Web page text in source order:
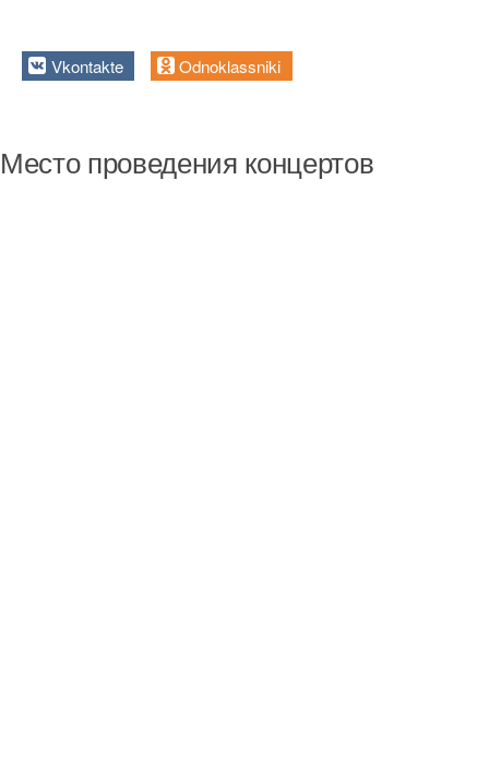
Vkontakte Odnoklassniki
Место проведения концертов